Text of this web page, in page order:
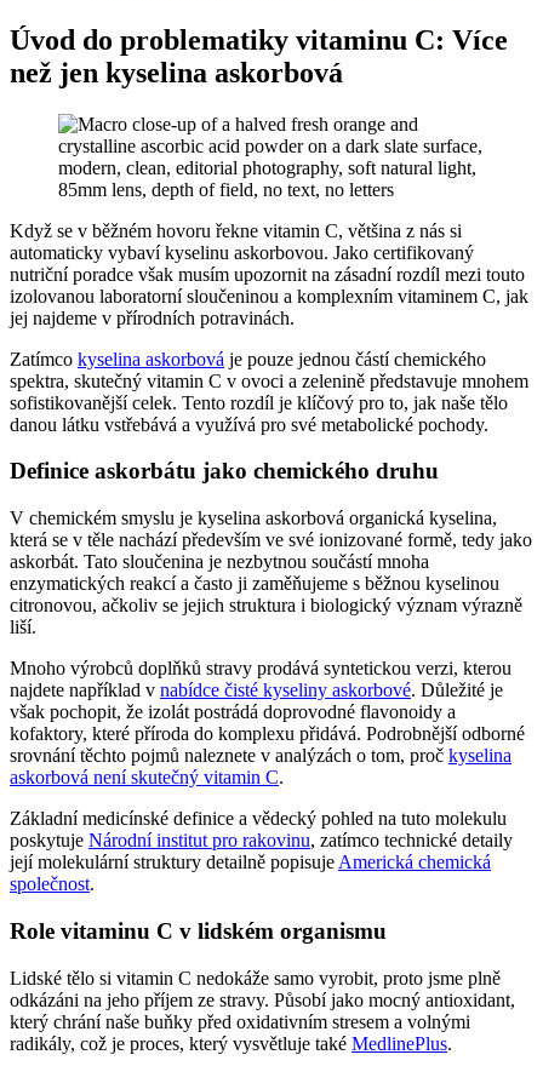
Úvod do problematiky vitaminu C: Více
než jen kyselina askorbová
Když se v běžném hovoru řekne vitamin C, většina z nás si
automaticky vybaví kyselinu askorbovou. Jako certifikovaný
nutriční poradce však musím upozornit na zásadní rozdíl mezi touto
izolovanou laboratorní sloučeninou a komplexním vitaminem C, jak
jej najdeme v přírodních potravinách.
Zatímco kyselina askorbová je pouze jednou částí chemického
spektra, skutečný vitamin C v ovoci a zelenině představuje mnohem
sofistikovanější celek. Tento rozdíl je klíčový pro to, jak naše tělo
danou látku vstřebává a využívá pro své metabolické pochody.
Definice askorbátu jako chemického druhu
V chemickém smyslu je kyselina askorbová organická kyselina,
která se v těle nachází především ve své ionizované formě, tedy jako
askorbát. Tato sloučenina je nezbytnou součástí mnoha
enzymatických reakcí a často ji zaměňujeme s běžnou kyselinou
citronovou, ačkoliv se jejich struktura i biologický význam výrazně
liší.
Mnoho výrobců doplňků stravy prodává syntetickou verzi, kterou
najdete například v nabídce čisté kyseliny askorbové. Důležité je
však pochopit, že izolát postrádá doprovodné flavonoidy a
kofaktory, které příroda do komplexu přidává. Podrobnější odborné
srovnání těchto pojmů naleznete v analýzách o tom, proč kyselina
askorbová není skutečný vitamin C.
Základní medicínské definice a vědecký pohled na tuto molekulu
poskytuje Národní institut pro rakovinu, zatímco technické detaily
její molekulární struktury detailně popisuje Americká chemická
společnost.
Role vitaminu C v lidském organismu
Lidské tělo si vitamin C nedokáže samo vyrobit, proto jsme plně
odkázáni na jeho příjem ze stravy. Působí jako mocný antioxidant,
který chrání naše buňky před oxidativním stresem a volnými
radikály, což je proces, který vysvětluje také MedlinePlus.